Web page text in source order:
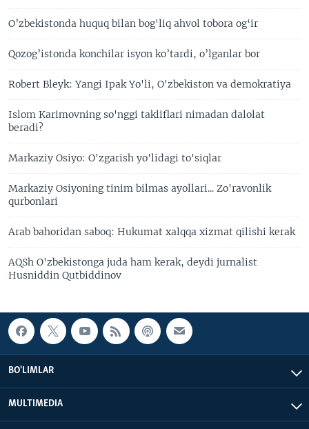
O’zbekistonda huquq bilan bog'liq ahvol tobora og‘ir
Qozog’istonda konchilar isyon ko’tardi, o’lganlar bor
Robert Bleyk: Yangi Ipak Yo'li, O'zbekiston va demokratiya
Islom Karimovning so'nggi takliflari nimadan dalolat
beradi?
Markaziy Osiyo: O'zgarish yo'lidagi to'siqlar
Markaziy Osiyoning tinim bilmas ayollari... Zo'ravonlik
qurbonlari
Arab bahoridan saboq: Hukumat xalqqa xizmat qilishi kerak
AQSh O'zbekistonga juda ham kerak, deydi jurnalist
Husniddin Qutbiddinov
BO'LIMLAR
MULTIMEDIA